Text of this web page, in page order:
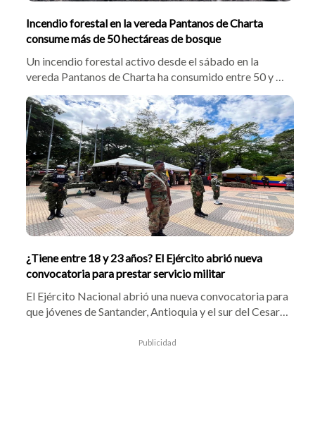
Incendio forestal en la vereda Pantanos de Charta
consume más de 50 hectáreas de bosque
Un incendio forestal activo desde el sábado en la
vereda Pantanos de Charta ha consumido entre 50 y 60
hectáreas. Bomberos de Charta, Matanza, Tona y
Bucaramanga trabajan en el sitio, mientras la Oficina
de Gestión del Riesgo solicitó apoyo aéreo con Bambi
Bucket para frenar las llamas que amenazan fuentes
hídricas estratégicas.
¿Tiene entre 18 y 23 años? El Ejército abrió nueva
convocatoria para prestar servicio militar
El Ejército Nacional abrió una nueva convocatoria para
que jóvenes de Santander, Antioquia y el sur del Cesar
habilitadas hasta el próximo 27 de agosto y los
Publicidad